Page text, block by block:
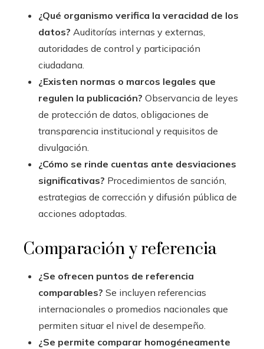
¿Qué organismo verifica la veracidad de los
datos? Auditorías internas y externas,
autoridades de control y participación
ciudadana.
¿Existen normas o marcos legales que
regulen la publicación? Observancia de leyes
de protección de datos, obligaciones de
transparencia institucional y requisitos de
divulgación.
¿Cómo se rinde cuentas ante desviaciones
significativas? Procedimientos de sanción,
estrategias de corrección y difusión pública de
acciones adoptadas.
Comparación y referencia
¿Se ofrecen puntos de referencia
comparables? Se incluyen referencias
internacionales o promedios nacionales que
permiten situar el nivel de desempeño.
¿Se permite comparar homogéneamente